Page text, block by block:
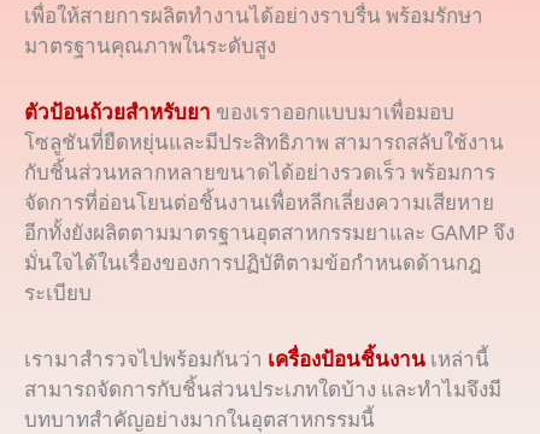
เพื่อให้สายการผลิตทำงานได้อย่างราบรื่น พร้อมรักษา
มาตรฐานคุณภาพในระดับสูง
ตัวป้อนถ้วยสำหรับยา ของเราออกแบบมาเพื่อมอบ
โซลูชันที่ยืดหยุ่นและมีประสิทธิภาพ สามารถสลับใช้งาน
กับชิ้นส่วนหลากหลายขนาดได้อย่างรวดเร็ว พร้อมการ
จัดการที่อ่อนโยนต่อชิ้นงานเพื่อหลีกเลี่ยงความเสียหาย
อีกทั้งยังผลิตตามมาตรฐานอุตสาหกรรมยาและ GAMP จึง
มั่นใจได้ในเรื่องของการปฏิบัติตามข้อกำหนดด้านกฎ
ระเบียบ
เรามาสำรวจไปพร้อมกันว่า เครื่องป้อนชิ้นงาน เหล่านี้
สามารถจัดการกับชิ้นส่วนประเภทใดบ้าง และทำไมจึงมี
บทบาทสำคัญอย่างมากในอุตสาหกรรมนี้